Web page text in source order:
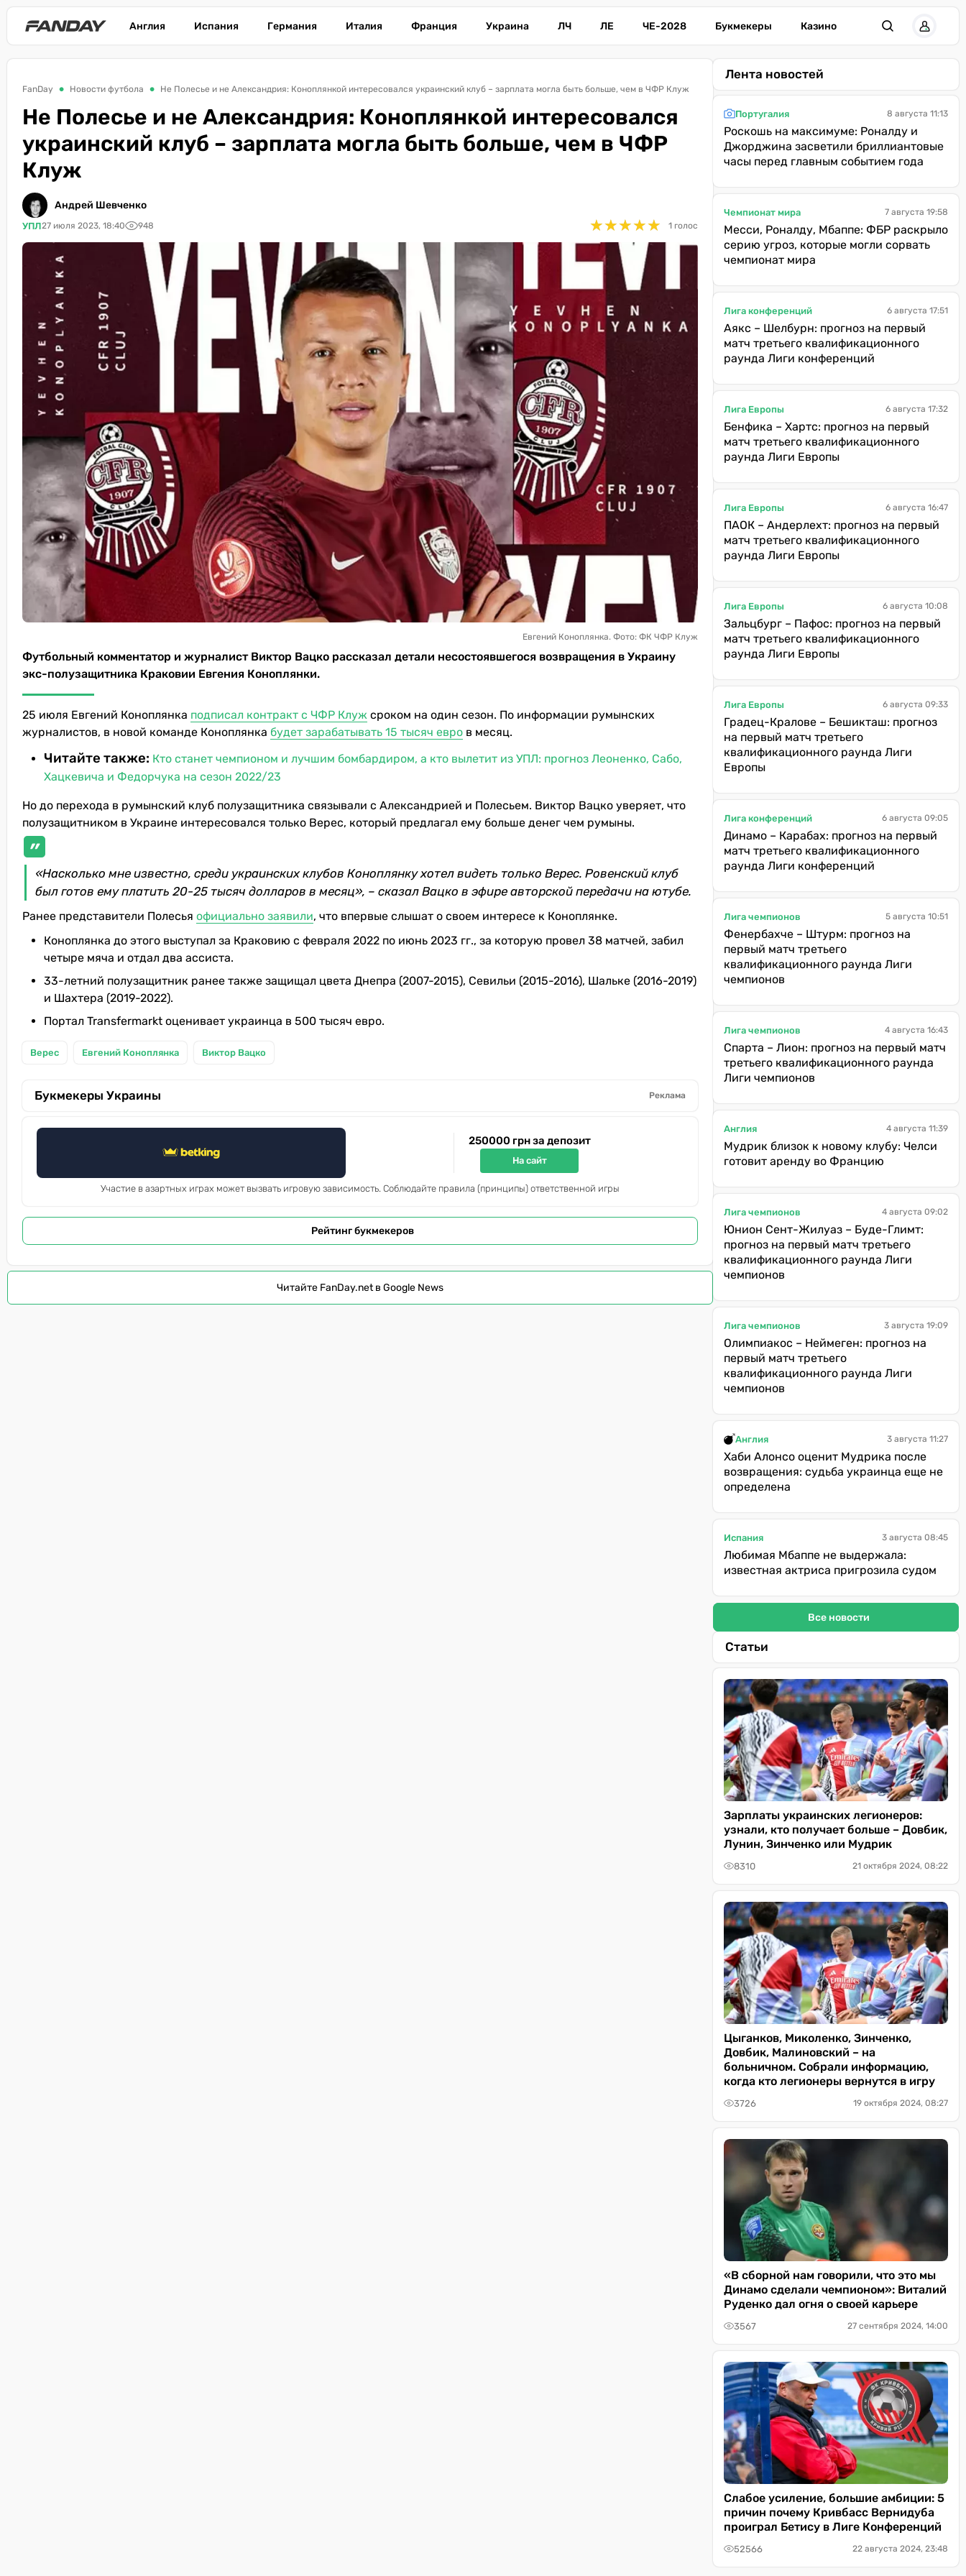
Англия Испания Германия Италия Франция Украина ЛЧ ЛЕ ЧЕ-2028 Букмекеры Казино
FanDay Новости футбола Не Полесье и не Александрия: Коноплянкой интересовался украинский клуб – зарплата могла быть больше, чем в ЧФР Клуж
Не Полесье и не Александрия: Коноплянкой интересовался
украинский клуб – зарплата могла быть больше, чем в ЧФР
Клуж
Андрей Шевченко
УПЛ27 июля 2023, 18:40 948 ★★★★★
★★★★★ 1 голос
Евгений Коноплянка. Фото: ФК ЧФР Клуж
Футбольный комментатор и журналист Виктор Вацко рассказал детали несостоявшегося возвращения в Украину
экс-полузащитника Краковии Евгения Коноплянки.
25 июля Евгений Коноплянка подписал контракт с ЧФР Клуж сроком на один сезон. По информации румынских
журналистов, в новой команде Коноплянка будет зарабатывать 15 тысяч евро в месяц.
Читайте также: Кто станет чемпионом и лучшим бомбардиром, а кто вылетит из УПЛ: прогноз Леоненко, Сабо,
Хацкевича и Федорчука на сезон 2022/23
Но до перехода в румынский клуб полузащитника связывали с Александрией и Полесьем. Виктор Вацко уверяет, что
полузащитником в Украине интересовался только Верес, который предлагал ему больше денег чем румыны.
«Насколько мне известно, среди украинских клубов Коноплянку хотел видеть только Верес. Ровенский клуб
был готов ему платить 20-25 тысяч долларов в месяц», – сказал Вацко в эфире авторской передачи на ютубе.
Ранее представители Полесья официально заявили, что впервые слышат о своем интересе к Коноплянке.
Коноплянка до этого выступал за Краковию с февраля 2022 по июнь 2023 гг., за которую провел 38 матчей, забил
четыре мяча и отдал два ассиста.
33-летний полузащитник ранее также защищал цвета Днепра (2007-2015), Севильи (2015-2016), Шальке (2016-2019)
и Шахтера (2019-2022).
Портал Transfermarkt оценивает украинца в 500 тысяч евро.
Верес Евгений Коноплянка Виктор Вацко
Букмекеры Украины Реклама
250000 грн за депозит
На сайт
Участие в азартных играх может вызвать игровую зависимость. Соблюдайте правила (принципы) ответственной игры
Рейтинг букмекеров
Читайте FanDay.net в Google News
Лента новостей
Португалия 8 августа 11:13
Роскошь на максимуме: Роналду и
Джорджина засветили бриллиантовые
часы перед главным событием года
Чемпионат мира 7 августа 19:58
Месси, Роналду, Мбаппе: ФБР раскрыло
серию угроз, которые могли сорвать
чемпионат мира
Лига конференций 6 августа 17:51
Аякс – Шелбурн: прогноз на первый
матч третьего квалификационного
раунда Лиги конференций
Лига Европы 6 августа 17:32
Бенфика – Хартс: прогноз на первый
матч третьего квалификационного
раунда Лиги Европы
Лига Европы 6 августа 16:47
ПАОК – Андерлехт: прогноз на первый
матч третьего квалификационного
раунда Лиги Европы
Лига Европы 6 августа 10:08
Зальцбург – Пафос: прогноз на первый
матч третьего квалификационного
раунда Лиги Европы
Лига Европы 6 августа 09:33
Градец-Кралове – Бешикташ: прогноз
на первый матч третьего
квалификационного раунда Лиги
Европы
Лига конференций 6 августа 09:05
Динамо – Карабах: прогноз на первый
матч третьего квалификационного
раунда Лиги конференций
Лига чемпионов 5 августа 10:51
Фенербахче – Штурм: прогноз на
первый матч третьего
квалификационного раунда Лиги
чемпионов
Лига чемпионов 4 августа 16:43
Спарта – Лион: прогноз на первый матч
третьего квалификационного раунда
Лиги чемпионов
Англия 4 августа 11:39
Мудрик близок к новому клубу: Челси
готовит аренду во Францию
Лига чемпионов 4 августа 09:02
Юнион Сент-Жилуаз – Буде-Глимт:
прогноз на первый матч третьего
квалификационного раунда Лиги
чемпионов
Лига чемпионов 3 августа 19:09
Олимпиакос – Неймеген: прогноз на
первый матч третьего
квалификационного раунда Лиги
чемпионов
Англия 3 августа 11:27
Хаби Алонсо оценит Мудрика после
возвращения: судьба украинца еще не
определена
Испания 3 августа 08:45
Любимая Мбаппе не выдержала:
известная актриса пригрозила судом
Все новости
Статьи
Зарплаты украинских легионеров:
узнали, кто получает больше – Довбик,
Лунин, Зинченко или Мудрик
8310 21 октября 2024, 08:22
Цыганков, Миколенко, Зинченко,
Довбик, Малиновский – на
больничном. Собрали информацию,
когда кто легионеры вернутся в игру
3726 19 октября 2024, 08:27
«В сборной нам говорили, что это мы
Динамо сделали чемпионом»: Виталий
Руденко дал огня о своей карьере
3567 27 сентября 2024, 14:00
Слабое усиление, большие амбиции: 5
причин почему Кривбасс Вернидуба
проиграл Бетису в Лиге Конференций
52566 22 августа 2024, 23:48